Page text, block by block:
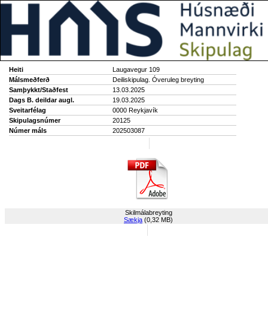
Heiti
Laugavegur 109
Málsmeðferð
Deiliskipulag. Óveruleg breyting
Samþykkt/Staðfest
13.03.2025
Dags B. deildar augl.
19.03.2025
Sveitarfélag
0000 Reykjavík
Skipulagsnúmer
20125
Númer máls
202503087
Skilmálabreyting
Sækja (0,32 MB)